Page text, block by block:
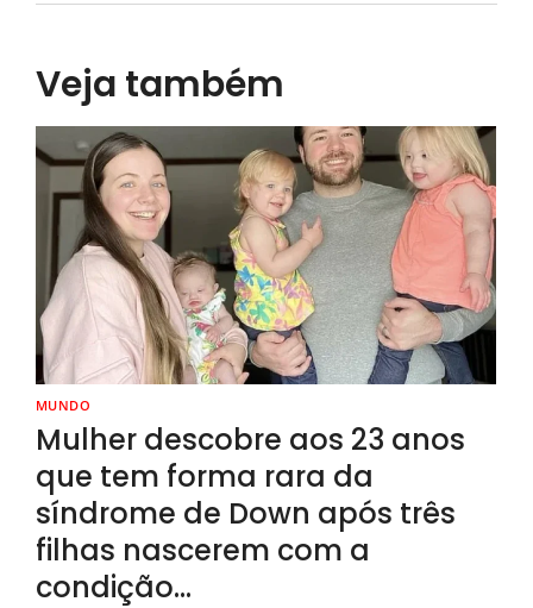
Veja também
MUNDO
Mulher descobre aos 23 anos
que tem forma rara da
síndrome de Down após três
filhas nascerem com a
condição…